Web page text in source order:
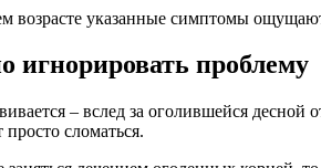
возрасте указанные симптомы
игнорировать проблему
– вслед за оголившейся
сломаться.